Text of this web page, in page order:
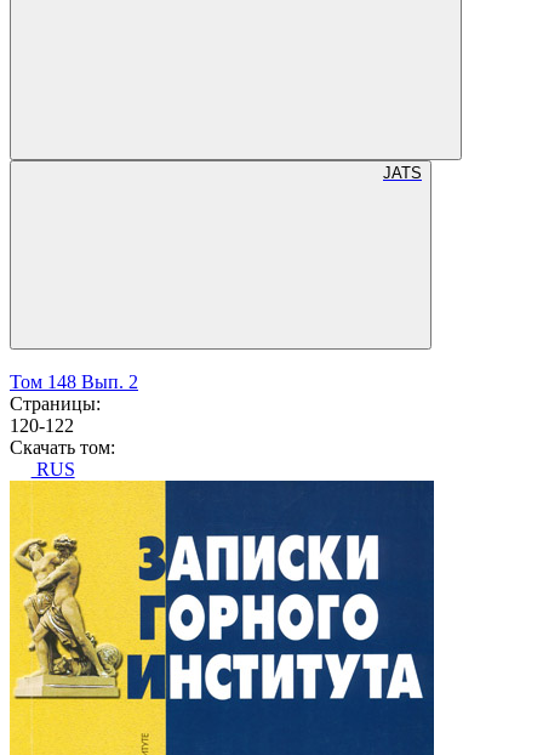
JATS
Том 148 Вып. 2
Страницы:
120-122
Скачать том:
RUS